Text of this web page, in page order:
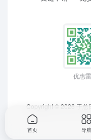
优惠
Copyright © 2026 于总
首页 导航